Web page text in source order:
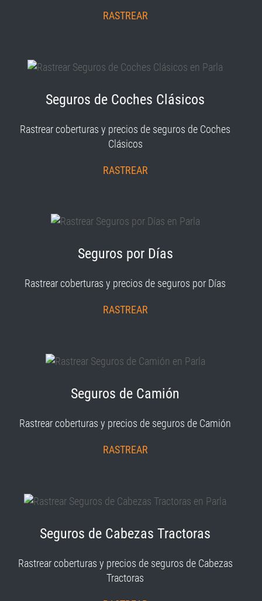
RASTREAR
Seguros de Coches Clásicos
Rastrear coberturas y precios de seguros de Coches
Clásicos
RASTREAR
Seguros por Días
Rastrear coberturas y precios de seguros por Días
RASTREAR
Seguros de Camión
Rastrear coberturas y precios de seguros de Camión
RASTREAR
Seguros de Cabezas Tractoras
Rastrear coberturas y precios de seguros de Cabezas
Tractoras